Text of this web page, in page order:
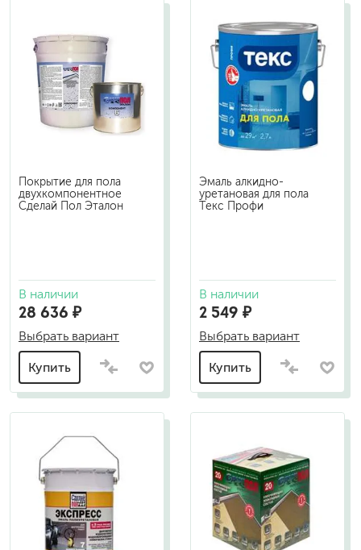
Покрытие для пола
двухкомпонентное
Сделай Пол Эталон
В наличии
28 636 ₽
Выбрать вариант
Купить
Эмаль алкидно-
уретановая для пола
Текс Профи
В наличии
2 549 ₽
Выбрать вариант
Купить